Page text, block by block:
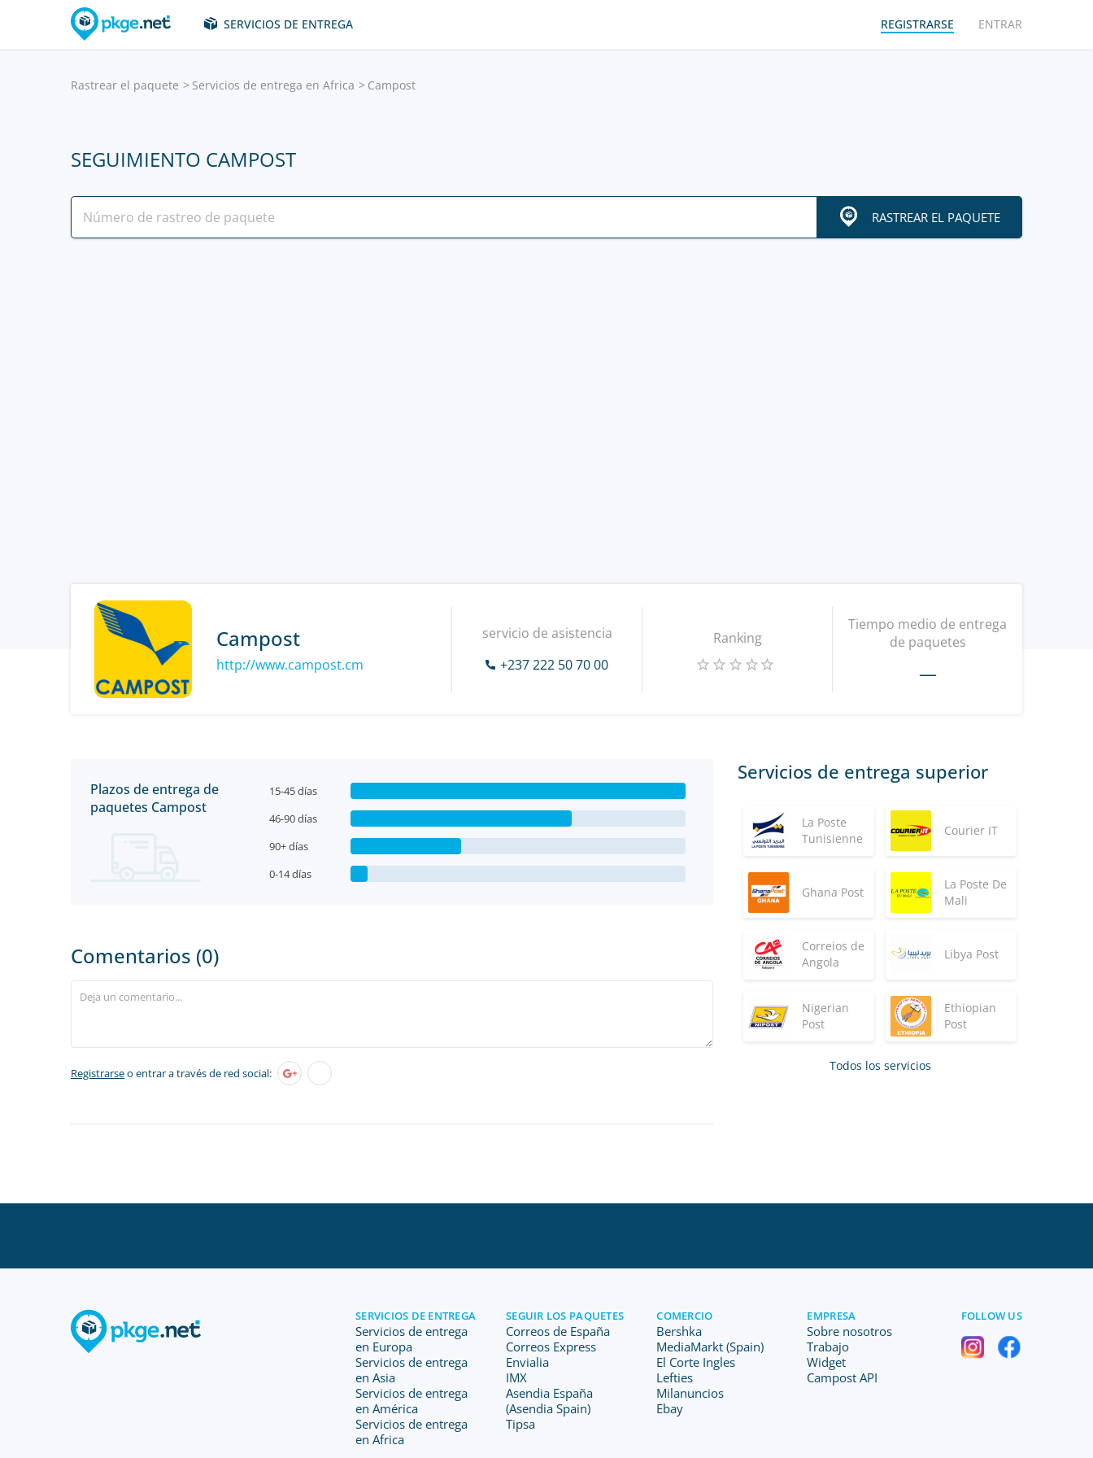
SERVICIOS DE ENTREGA REGISTRARSE ENTRAR
Rastrear el paquete Servicios de entrega en Africa Campost
SEGUIMIENTO CAMPOST
RASTREAR EL PAQUETE
Campost
http://www.campost.cm
servicio de asistencia
+237 222 50 70 00
Ranking
Tiempo medio de entrega
de paquetes
—
Plazos de entrega de
paquetes Campost
15-45 días
46-90 días
90+ días
0-14 días
Comentarios (0)
Registrarseo entrar a través de red social:
Servicios de entrega superior
La Poste
Tunisienne
Courier IT
Ghana Post
La Poste De
Mali
Correios de
Angola
Libya Post
Nigerian
Post
Ethiopian
Post
Todos los servicios
SERVICIOS DE ENTREGA
Servicios de entrega
en Europa
Servicios de entrega
en Asia
Servicios de entrega
en América
Servicios de entrega
en Africa
SEGUIR LOS PAQUETES
Correos de España
Correos Express
Envialia
IMX
Asendia España
(Asendia Spain)
Tipsa
COMERCIO
Bershka
MediaMarkt (Spain)
El Corte Ingles
Lefties
Milanuncios
Ebay
EMPRESA
Sobre nosotros
Trabajo
Widget
Campost API
FOLLOW US